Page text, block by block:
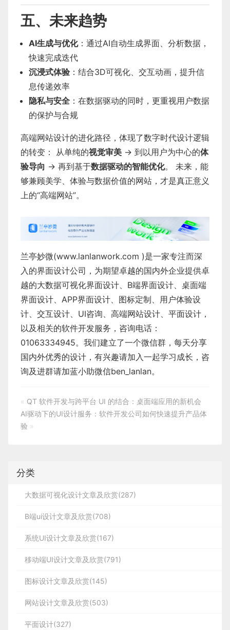
五、未来趋势
AI生成与优化：通过AI自动生成界面、分析数据，
快速完成迭代
沉浸式体验 ：结合3D可视化、交互动画，提升信
息传递效率
隐私与安全 ：在数据驱动的同时，更重视用户数据
的保护与合规
高端网站设计的进化路径，体现了数字时代设计逻辑
的转变： 从单纯的视觉审美 → 到以用户为中心的体
验导向 → 再到基于数据驱动的智能优化。 未来，能
够兼顾美学、体验与数据价值的网站，才是真正意义
上的“高端网站”。
兰亭妙微(www.lanlanwork.com )是一家专注而深
入的界面设计公司，为期望卓越的国内外企业提供卓
越的大数据可视化界面设计、 B端界面设计、 桌面端
界面设计、 APP界面设计、 图标定制、 用户体验设
计、 交互设计、 UI咨询、 高端网站设计、 平面设计 ，
以及相关的软件开发服务，咨询电话：
01063334945。我们建立了一个微信群，每天分享
国内外优秀的设计，有兴趣请加入一起学习成长，咨
询及进群请加蓝小助微信ben_lanlan。
« QT 软件开发与跨平台 UI 的结合：桌面端应用的新机会
AI驱动下的UI设计服务：软件开发公司如何快速提升产品体
验 »
分类
大数据可视化设计文章及欣赏(287)
B端ui设计文章及欣赏(708)
系统UI设计文章及欣赏(167)
移动端UI设计文章及欣赏(791)
图标设计文章及欣赏(145)
网站设计文章及欣赏(503)
平面设计(327)